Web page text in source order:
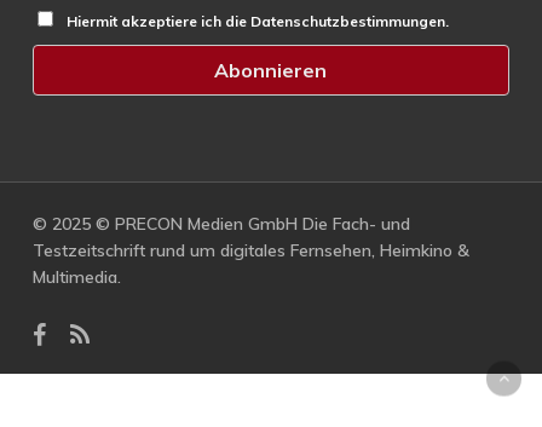
Hiermit akzeptiere ich die Datenschutzbestimmungen.
© 2025 © PRECON Medien GmbH Die Fach- und
Testzeitschrift rund um digitales Fernsehen, Heimkino &
Multimedia.
facebook
RSS